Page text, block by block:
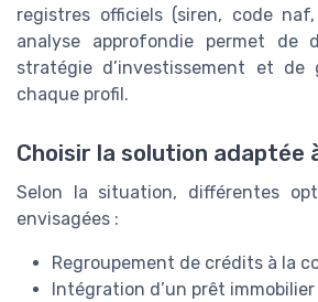
registres officiels (siren, code
analyse approfondie permet de
stratégie d’investissement et de
chaque profil.
Choisir la solution adaptée
Selon la situation, différentes
envisagées :
Regroupement de crédits à la
Intégration d’un prêt immobilier